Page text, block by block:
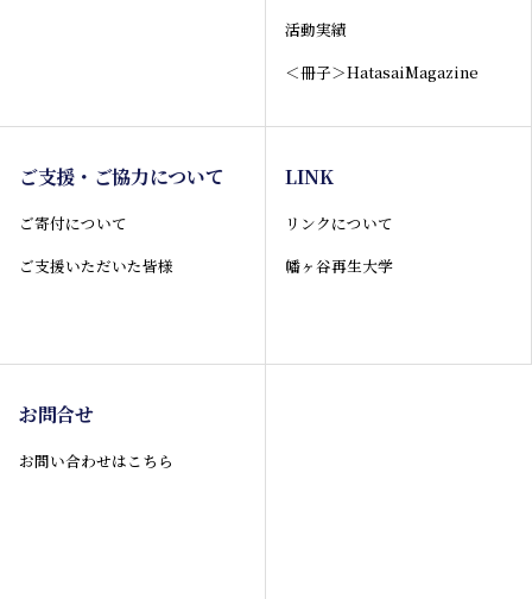
活動実績
＜冊子＞HatasaiMagazine
ご支援・ご協力について
ご寄付について
ご支援いただいた皆様
LINK
リンクについて
幡ヶ谷再生大学
お問合せ
お問い合わせはこちら